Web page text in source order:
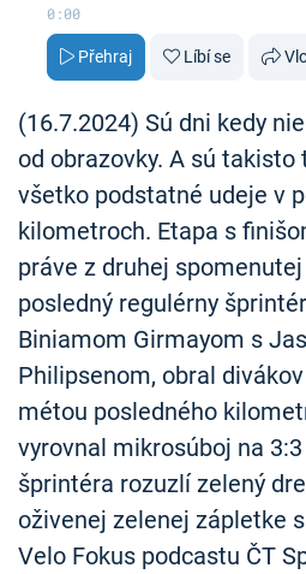
0:00
Přehraj Líbí se
(16.7.2024) Sú dni kedy
od obrazovky. A sú takisto
všetko podstatné udeje v
kilometroch. Etapa s
práve z druhej
posledný regulérny
Biniamom Girmayom s
Philipsenom, obral
métou posledného
vyrovnal mikrosúboj na
šprintéra rozuzlí zelený
oživenej zelenej zápletke
Velo Fokus podcastu ČT